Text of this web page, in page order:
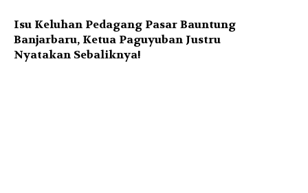
Isu Keluhan Pedagang Pasar Bauntung
Banjarbaru, Ketua Paguyuban Justru
Nyatakan Sebaliknya!